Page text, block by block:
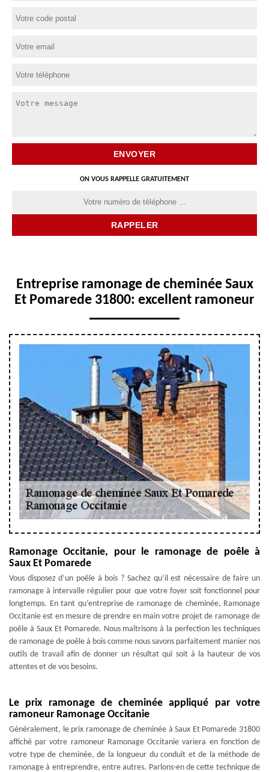
ON VOUS RAPPELLE GRATUITEMENT
Entreprise ramonage de cheminée Saux
Et Pomarede 31800: excellent ramoneur
Ramonage Occitanie, pour le ramonage de poêle à
Saux Et Pomarede
Vous disposez d’un poêle à bois ? Sachez qu’il est nécessaire de faire un
ramonage à intervalle régulier pour que votre foyer soit fonctionnel pour
longtemps. En tant qu’entreprise de ramonage de cheminée, Ramonage
Occitanie est en mesure de prendre en main votre projet de ramonage de
poêle à Saux Et Pomarede. Nous maîtrisons à la perfection les techniques
de ramonage de poêle à bois comme nous savons parfaitement manier nos
outils de travail afin de donner un résultat qui soit à la hauteur de vos
attentes et de vos besoins.
Le prix ramonage de cheminée appliqué par votre
ramoneur Ramonage Occitanie
Généralement, le prix ramonage de cheminée à Saux Et Pomarede 31800
affiché par votre ramoneur Ramonage Occitanie variera en fonction de
votre type de cheminée, de la longueur du conduit et de la méthode de
ramonage à entreprendre, entre autres. Parlons-en de cette technique de